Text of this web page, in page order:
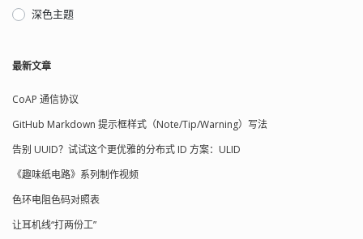
深色主题
最新文章
CoAP 通信协议
GitHub Markdown 提示框样式（Note/Tip/Warning）写法
告别 UUID？试试这个更优雅的分布式 ID 方案：ULID
《趣味纸电路》系列制作视频
色环电阻色码对照表
让耳机线“打两份工”